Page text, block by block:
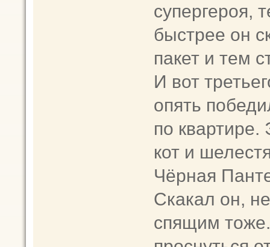
супергероя,
быстрее он
пакет и тем
И вот
опять
по
кот и
Чёрная
Скакал он,
спящим